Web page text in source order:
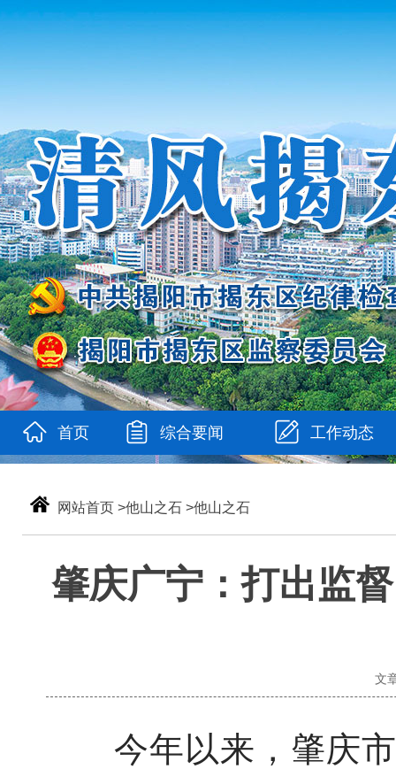
首页 综合要闻 工作动态
网站首页 >他山之石 >他山之石
肇庆广宁：打出监
文
今年以来，肇庆市